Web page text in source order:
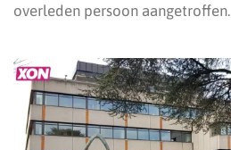
overleden persoon aangetroffen.